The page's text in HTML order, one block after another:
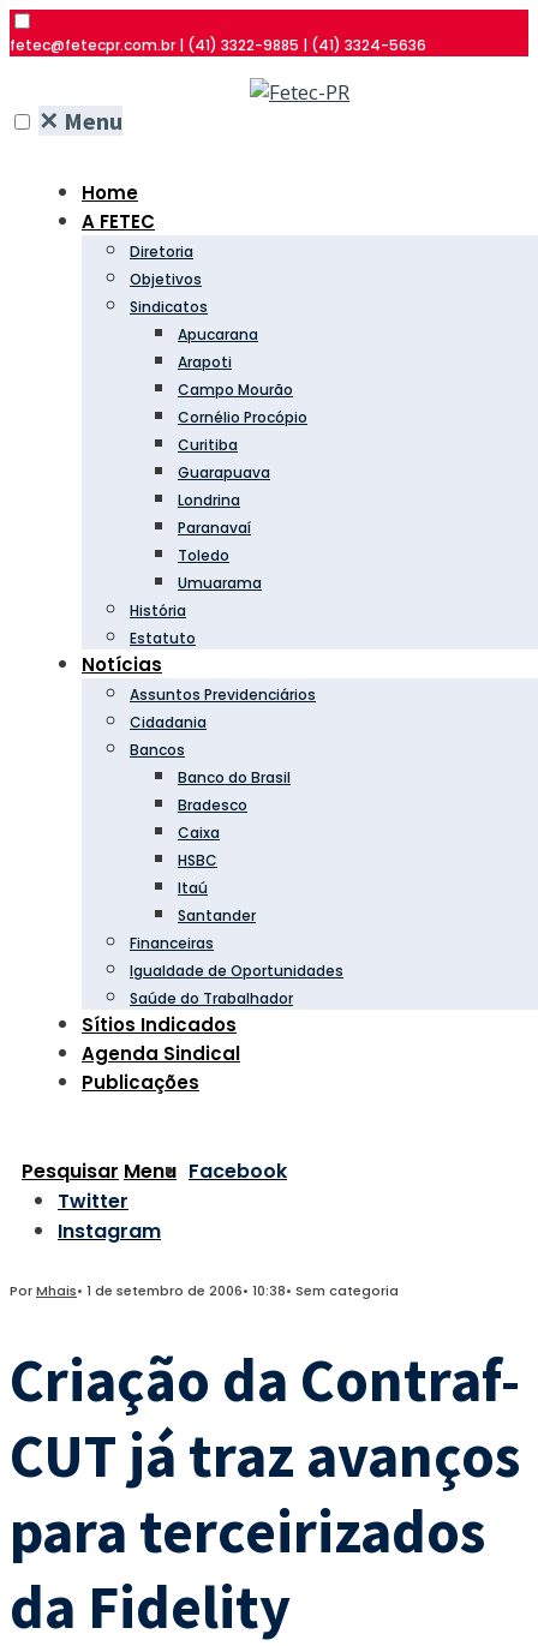
fetec@fetecpr.com.br | (41) 3322-9885 | (41) 3324-5636
✕ Menu
Home
A FETEC
Diretoria
Objetivos
Sindicatos
Apucarana
Arapoti
Campo Mourão
Cornélio Procópio
Curitiba
Guarapuava
Londrina
Paranavaí
Toledo
Umuarama
História
Estatuto
Notícias
Assuntos Previdenciários
Cidadania
Bancos
Banco do Brasil
Bradesco
Caixa
HSBC
Itaú
Santander
Financeiras
Igualdade de Oportunidades
Saúde do Trabalhador
Sítios Indicados
Agenda Sindical
Publicações
Pesquisar Menu Facebook
Twitter
Instagram
PorMhais• 1 de setembro de 2006• 10:38• Sem categoria
Criação da Contraf-
CUT já traz avanços
para terceirizados
da Fidelity